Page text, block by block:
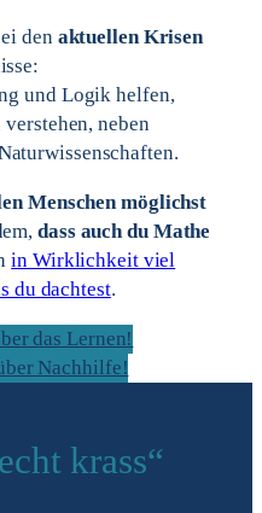
den aktuellen Krisen
und Logik helfen,
neben
Menschen möglichst
dass auch du Mathe
in Wirklichkeit viel
du dachtest.
das Lernen!
Nachhilfe!
krass“